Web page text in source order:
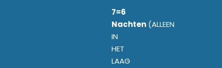
7=6
Nachten(ALLEEN
IN
HET
LAAG